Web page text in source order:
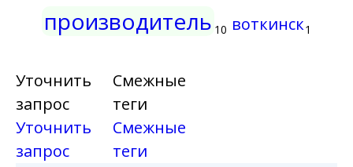
производитель 10 воткинск1
Уточнить
запрос
Уточнить
запрос
Смежные
теги
Смежные
теги